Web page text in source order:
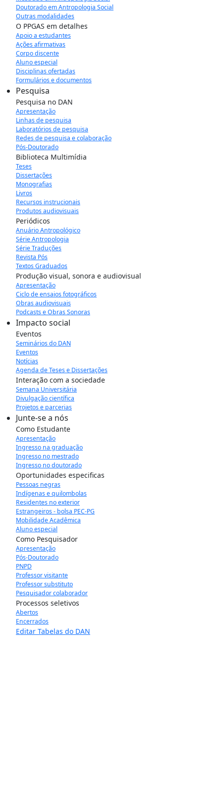
Doutorado em Antropologia Social
Outras modalidades
O PPGAS em detalhes
Apoio a estudantes
Ações afirmativas
Corpo discente
Aluno especial
Disciplinas ofertadas
Formulários e documentos
Pesquisa
Pesquisa no DAN
Apresentação
Linhas de pesquisa
Laboratórios de pesquisa
Redes de pesquisa e colaboração
Pós-Doutorado
Biblioteca Multimídia
Teses
Dissertações
Monografias
Livros
Recursos instrucionais
Produtos audiovisuais
Periódicos
Anuário Antropológico
Série Antropologia
Série Traduções
Revista Pós
Textos Graduados
Produção visual, sonora e audiovisual
Apresentação
Ciclo de ensaios fotográficos
Obras audiovisuais
Podcasts e Obras Sonoras
Impacto social
Eventos
Seminários do DAN
Eventos
Notícias
Agenda de Teses e Dissertações
Interação com a sociedade
Semana Universitária
Divulgação científica
Projetos e parcerias
Junte-se a nós
Como Estudante
Apresentação
Ingresso na graduação
Ingresso no mestrado
Ingresso no doutorado
Oportunidades especificas
Pessoas negras
Indígenas e quilombolas
Residentes no exterior
Estrangeiros - bolsa PEC-PG
Mobilidade Acadêmica
Aluno especial
Como Pesquisador
Apresentação
Pós-Doutorado
PNPD
Professor visitante
Professor substituto
Pesquisador colaborador
Processos seletivos
Abertos
Encerrados
Editar Tabelas do DAN